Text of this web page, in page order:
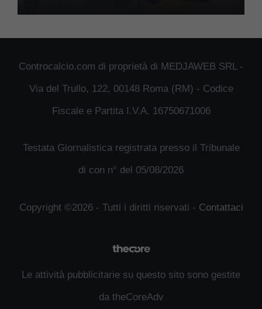
Controcalcio.com di proprietà di MEDJAWEB SRL -
Via del Trullo, 122, 00148 Roma (RM) - Codice
Fiscale e Partita I.V.A. 16750671006
Testata Giornalistica registrata presso il Tribunale
di con n° del 05/08/2026
Copyright ©2026 - Tutti i diritti riservati - Contattaci
Le attività pubblicitarie su questo sito sono gestite
da theCoreAdv